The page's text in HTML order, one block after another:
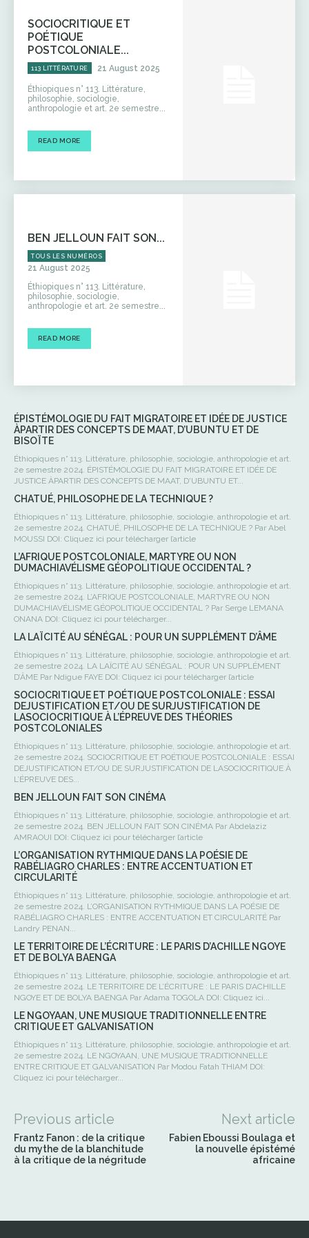
SOCIOCRITIQUE ET
POÉTIQUE
POSTCOLONIALE...
113 LITTÉRATURE 21 August 2025
Éthiopiques n° 113. Littérature,
philosophie, sociologie,
anthropologie et art. 2e semestre...
READ MORE
BEN JELLOUN FAIT SON...
TOUS LES NUMÉROS
21 August 2025
Éthiopiques n° 113. Littérature,
philosophie, sociologie,
anthropologie et art. 2e semestre...
READ MORE
ÉPISTÉMOLOGIE DU FAIT MIGRATOIRE ET IDÉE DE JUSTICE
ÀPARTIR DES CONCEPTS DE MAAT, D’UBUNTU ET DE
BISOÏTE
Éthiopiques n° 113. Littérature, philosophie, sociologie, anthropologie et art.
2e semestre 2024. ÉPISTÉMOLOGIE DU FAIT MIGRATOIRE ET IDÉE DE
JUSTICE ÀPARTIR DES CONCEPTS DE MAAT, D'UBUNTU ET...
CHATUÉ, PHILOSOPHE DE LA TECHNIQUE ?
Éthiopiques n° 113. Littérature, philosophie, sociologie, anthropologie et art.
2e semestre 2024. CHATUÉ, PHILOSOPHE DE LA TECHNIQUE ? Par Abel
MOUSSI DOI: Cliquez ici pour télécharger l’article
L’AFRIQUE POSTCOLONIALE, MARTYRE OU NON
DUMACHIAVÉLISME GÉOPOLITIQUE OCCIDENTAL ?
Éthiopiques n° 113. Littérature, philosophie, sociologie, anthropologie et art.
2e semestre 2024. L’AFRIQUE POSTCOLONIALE, MARTYRE OU NON
DUMACHIAVÉLISME GÉOPOLITIQUE OCCIDENTAL ? Par Serge LEMANA
ONANA DOI: Cliquez ici pour télécharger...
LA LAÏCITÉ AU SÉNÉGAL : POUR UN SUPPLÉMENT D’ÂME
Éthiopiques n° 113. Littérature, philosophie, sociologie, anthropologie et art.
2e semestre 2024. LA LAÏCITÉ AU SÉNÉGAL : POUR UN SUPPLÉMENT
D’ÂME Par Ndigue FAYE DOI: Cliquez ici pour télécharger l’article
SOCIOCRITIQUE ET POÉTIQUE POSTCOLONIALE : ESSAI
DEJUSTIFICATION ET/OU DE SURJUSTIFICATION DE
LASOCIOCRITIQUE À L’ÉPREUVE DES THÉORIES
POSTCOLONIALES
Éthiopiques n° 113. Littérature, philosophie, sociologie, anthropologie et art.
2e semestre 2024. SOCIOCRITIQUE ET POÉTIQUE POSTCOLONIALE : ESSAI
DEJUSTIFICATION ET/OU DE SURJUSTIFICATION DE LASOCIOCRITIQUE À
L’ÉPREUVE DES...
BEN JELLOUN FAIT SON CINÉMA
Éthiopiques n° 113. Littérature, philosophie, sociologie, anthropologie et art.
2e semestre 2024. BEN JELLOUN FAIT SON CINÉMA Par Abdelaziz
AMRAOUI DOI: Cliquez ici pour télécharger l’article
L’ORGANISATION RYTHMIQUE DANS LA POÉSIE DE
RABÉLIAGRO CHARLES : ENTRE ACCENTUATION ET
CIRCULARITÉ
Éthiopiques n° 113. Littérature, philosophie, sociologie, anthropologie et art.
2e semestre 2024. L’ORGANISATION RYTHMIQUE DANS LA POÉSIE DE
RABÉLIAGRO CHARLES : ENTRE ACCENTUATION ET CIRCULARITÉ Par
Landry PENAN...
LE TERRITOIRE DE L’ÉCRITURE : LE PARIS D’ACHILLE NGOYE
ET DE BOLYA BAENGA
Éthiopiques n° 113. Littérature, philosophie, sociologie, anthropologie et art.
2e semestre 2024. LE TERRITOIRE DE L’ÉCRITURE : LE PARIS D’ACHILLE
NGOYE ET DE BOLYA BAENGA Par Adama TOGOLA DOI: Cliquez ici...
LE NGOYAAN, UNE MUSIQUE TRADITIONNELLE ENTRE
CRITIQUE ET GALVANISATION
Éthiopiques n° 113. Littérature, philosophie, sociologie, anthropologie et art.
2e semestre 2024. LE NGOYAAN, UNE MUSIQUE TRADITIONNELLE
ENTRE CRITIQUE ET GALVANISATION Par Modou Fatah THIAM DOI:
Cliquez ici pour télécharger...
Previous article
Frantz Fanon : de la critique
du mythe de la blanchitude
à la critique de la négritude
Next article
Fabien Eboussi Boulaga et
la nouvelle épistémé
africaine